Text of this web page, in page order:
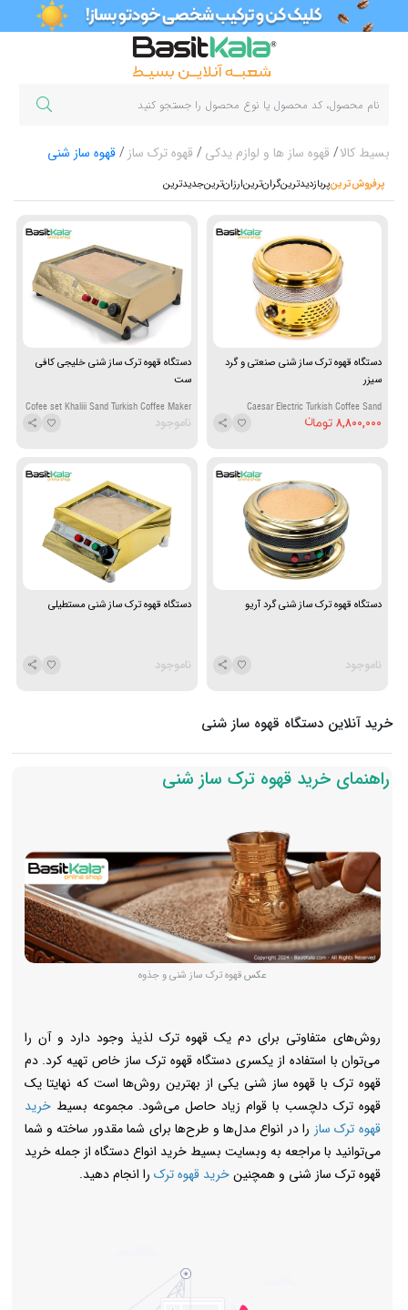
بسیط کالا قهوه ساز ها و لوازم یدکی قهوه ترک ساز قهوه ساز شنی
پرفروش‌ترین‌پربازدیدترینگران‌ترینارزان‌ترینجدیدترین
دستگاه قهوه ترک ساز شنی صنعتی و گرد
سیزر
Caesar Electric Turkish Coffee Sand
Machine with Sand and Scraper
8,800,000
دستگاه قهوه ترک ساز شنی خلیجی کافی
ست
Cofee set Khaliji Sand Turkish Coffee Maker
ناموجود
دستگاه قهوه ترک ساز شنی گرد آریو
ناموجود
دستگاه قهوه ترک ساز شنی مستطیلی
ناموجود
خرید آنلاین دستگاه قهوه ساز شنی
راهنمای خرید قهوه ترک ساز شنی
عکسقهوه ترک ساز شنی و جذوه
روش‌های متفاوتی برای دم یک قهوه ترک لذیذ وجود دارد و آن را
می‌توان با استفاده از یکسری دستگاه قهوه ترک ساز خاص تهیه کرد. دم
قهوه ترک با قهوه ساز شنی یکی از بهترین روش‌ها است که نهایتا یک
قهوه ترک دلچسب با قوام زیاد حاصل می‌شود. مجموعه بسیطخرید
قهوه ترک ساز را در انواع مدل‌ها و طرح‌ها برای شما مقدور ساخته‌ و شما
می‌توانید با مراجعه به وبسایت بسیط خرید انواع دستگاه از جمله خرید
قهوه ترک ساز شنی و همچنینخرید قهوه ترک را انجام دهید.